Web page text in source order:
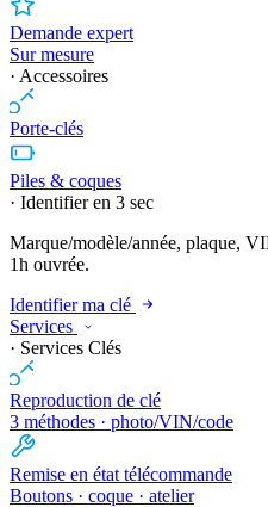
Demande expert
Sur mesure
· Accessoires
Porte-clés
Piles & coques
· Identifier en 3 sec
Marque/modèle/année, plaque,
1h ouvrée.
Identifier ma clé
Services
· Services Clés
Reproduction de clé
3 méthodes · photo/VIN/code
Remise en état télécommande
Boutons · coque · atelier